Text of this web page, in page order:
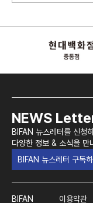
NEWS
BIFAN 뉴스레터를 신청
다양한 정보 & 소식을 만
BIFAN 뉴스레터 구독하
BIFAN 이용약관